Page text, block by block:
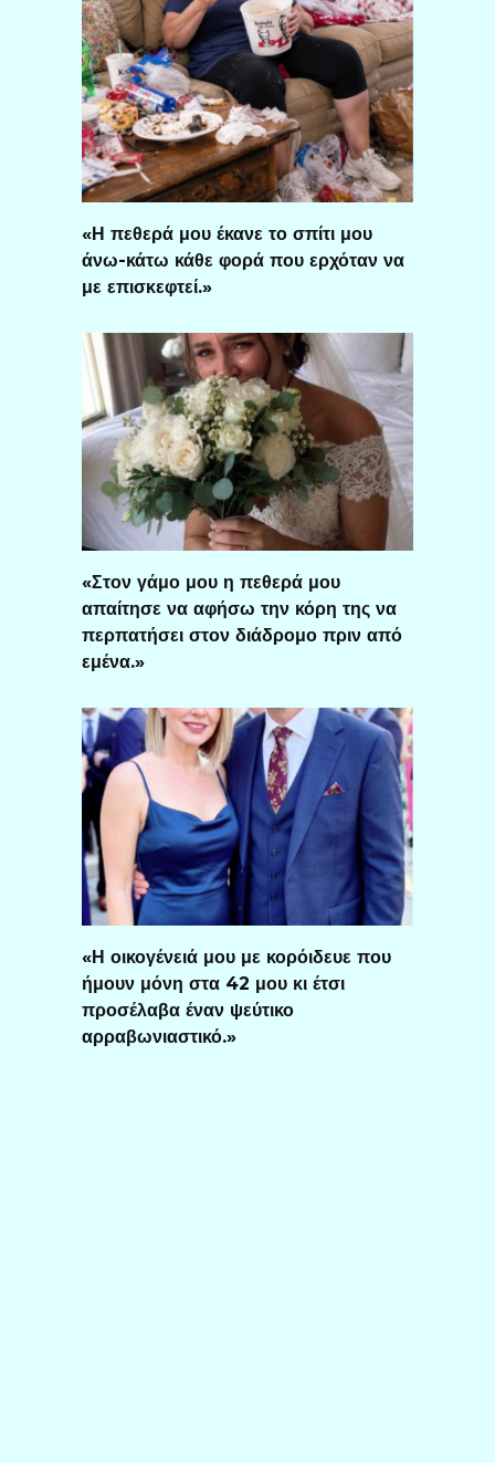
«Η πεθερά μου έκανε το σπίτι μου
άνω-κάτω κάθε φορά που ερχόταν να
με επισκεφτεί.»
«Στον γάμο μου η πεθερά μου
απαίτησε να αφήσω την κόρη της να
περπατήσει στον διάδρομο πριν από
εμένα.»
«Η οικογένειά μου με κορόιδευε που
ήμουν μόνη στα 42 μου κι έτσι
προσέλαβα έναν ψεύτικο
αρραβωνιαστικό.»